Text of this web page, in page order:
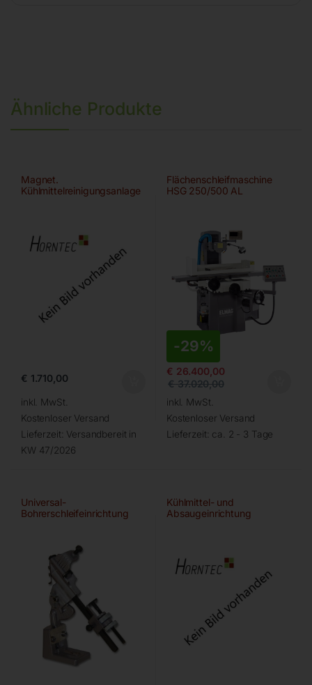
Ähnliche Produkte
Magnet.
Kühlmittelreinigungsanlage
€ 1.710,00
inkl. MwSt.
Kostenloser Versand
Lieferzeit: Versandbereit in
KW 47/2026
Flächenschleifmaschine
HSG 250/500 AL
-29%
€ 26.400,00
€37.020,00
inkl. MwSt.
Kostenloser Versand
Lieferzeit: ca. 2 - 3 Tage
Universal-
Bohrerschleifeinrichtung
Kühlmittel- und
Absaugeinrichtung